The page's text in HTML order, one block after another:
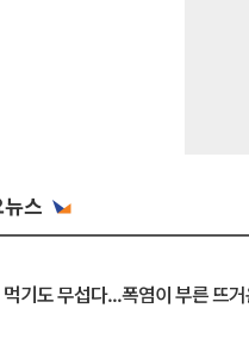
스
기도 무섭다...폭염이 부른 뜨